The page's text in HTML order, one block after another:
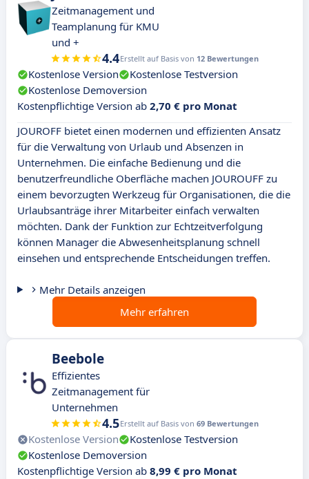
Zeitmanagement und
Teamplanung für KMU
und +
4.4Erstellt auf Basis von 12 Bewertungen
Kostenlose Version
Kostenlose Testversion
Kostenlose Demoversion
Kostenpflichtige Version ab 2,70 € pro Monat
JOUROFF bietet einen modernen und effizienten Ansatz
für die Verwaltung von Urlaub und Absenzen in
Unternehmen. Die einfache Bedienung und die
benutzerfreundliche Oberfläche machen JOUROUFF zu
einem bevorzugten Werkzeug für Organisationen, die die
Urlaubsanträge ihrer Mitarbeiter einfach verwalten
möchten. Dank der Funktion zur Echtzeitverfolgung
können Manager die Abwesenheitsplanung schnell
einsehen und entsprechende Entscheidungen treffen.
Mehr Details anzeigen
Mehr erfahren
Beebole
Effizientes
Zeitmanagement für
Unternehmen
4.5Erstellt auf Basis von 69 Bewertungen
Kostenlose Version
Kostenlose Testversion
Kostenlose Demoversion
Kostenpflichtige Version ab 8,99 € pro Monat